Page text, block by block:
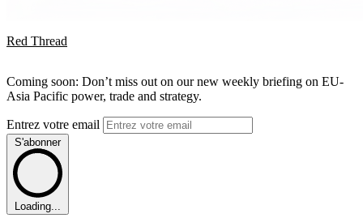
Red Thread
Coming soon: Don’t miss out on our new weekly briefing on EU-
Asia Pacific power, trade and strategy.
Entrez votre email
S'abonner
Loading...